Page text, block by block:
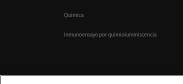
Química
Inmunoensayo por quimioluminiscencia